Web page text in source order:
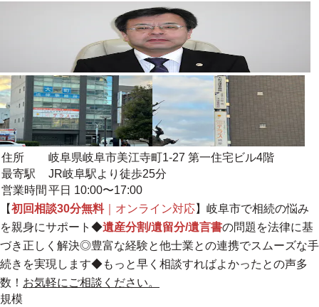
住所
岐阜県岐阜市美江寺町1-27 第一住宅ビル4階
最寄駅
JR岐阜駅より徒歩25分
営業時間 平日 10:00〜17:00
【初回相談30分無料｜オンライン対応】岐阜市で相続の悩み
を親身にサポート◆遺産分割/遺留分/遺言書の問題を法律に基
づき正しく解決◎豊富な経験と他士業との連携でスムーズな手
続きを実現します◆もっと早く相談すればよかったとの声多
数！ お気軽にご相談ください。
規模